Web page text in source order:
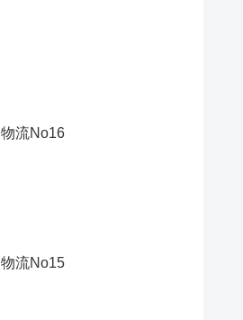
物流No16
物流No15